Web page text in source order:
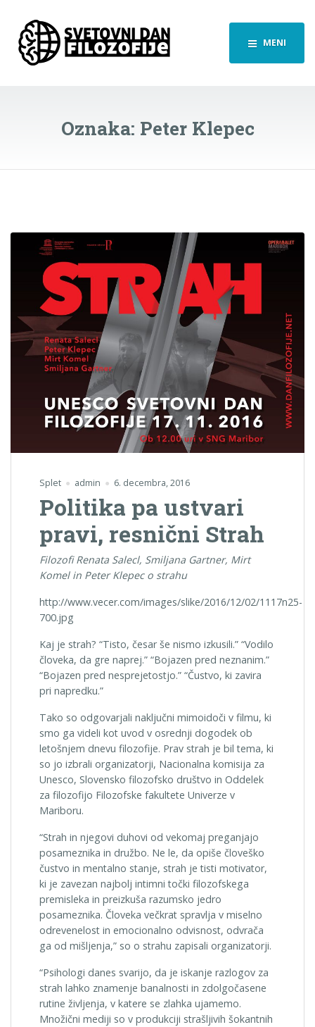
MENI
Oznaka: Peter Klepec
Splet admin 6. decembra, 2016
Politika pa ustvari
pravi, resnični Strah
Filozofi Renata Salecl, Smiljana Gartner, Mirt
Komel in Peter Klepec o strahu
http://www.vecer.com/images/slike/2016/12/02/1117n25-
700.jpg
Kaj je strah? “Tisto, česar še nismo izkusili.” “Vodilo
človeka, da gre naprej.” “Bojazen pred neznanim.”
“Bojazen pred nesprejetostjo.” “Čustvo, ki zavira
pri napredku.”
Tako so odgovarjali naključni mimoidoči v filmu, ki
smo ga videli kot uvod v osrednji dogodek ob
letošnjem dnevu filozofije. Prav strah je bil tema, ki
so jo izbrali organizatorji, Nacionalna komisija za
Unesco, Slovensko filozofsko društvo in Oddelek
za filozofijo Filozofske fakultete Univerze v
Mariboru.
“Strah in njegovi duhovi od vekomaj preganjajo
posameznika in družbo. Ne le, da opiše človeško
čustvo in mentalno stanje, strah je tisti motivator,
ki je zavezan najbolj intimni točki filozofskega
premisleka in preizkuša razumsko jedro
posameznika. Človeka večkrat spravlja v miselno
odrevenelost in emocionalno odvisnost, odvrača
ga od mišljenja,” so o strahu zapisali organizatorji.
“Psihologi danes svarijo, da je iskanje razlogov za
strah lahko znamenje banalnosti in zdolgočasene
rutine življenja, v katere se zlahka ujamemo.
Množični mediji so v produkciji strašljivih šokantnih